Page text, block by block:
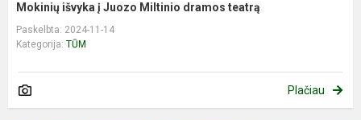
Mokinių išvyka į Juozo Miltinio dramos teatrą
Paskelbta: 2024-11-14
Kategorija: TŪM
Plačiau